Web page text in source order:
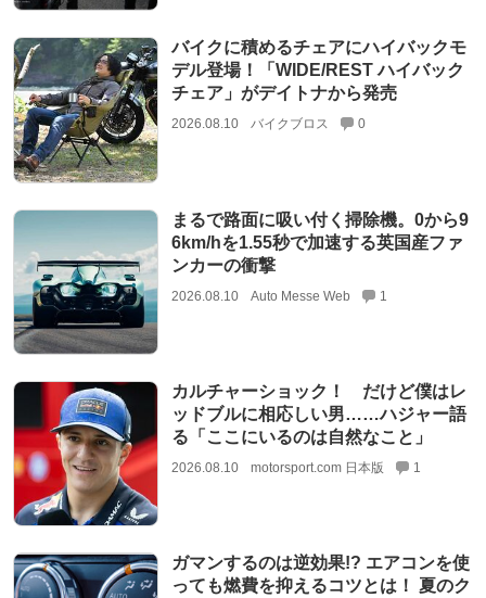
バイクに積めるチェアにハイバックモ
デル登場！「WIDE/REST ハイバック
チェア」がデイトナから発売
2026.08.10 バイクブロス 0
まるで路面に吸い付く掃除機。0から9
6km/hを1.55秒で加速する英国産ファ
ンカーの衝撃
2026.08.10 Auto Messe Web 1
カルチャーショック！ だけど僕はレ
ッドブルに相応しい男……ハジャー語
る「ここにいるのは自然なこと」
2026.08.10 motorsport.com 日本版 1
ガマンするのは逆効果!? エアコンを使
っても燃費を抑えるコツとは！ 夏のク